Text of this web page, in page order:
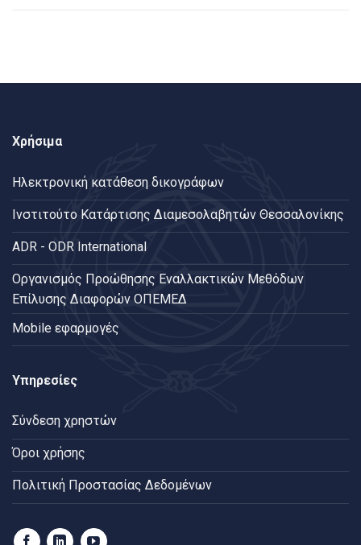
Χρήσιμα
Ηλεκτρονική κατάθεση δικογράφων
Ινστιτούτο Κατάρτισης Διαμεσολαβητών Θεσσαλονίκης
ADR - ODR International
Oργανισμός Προώθησης Εναλλακτικών Μεθόδων
Επίλυσης Διαφορών ΟΠΕΜΕΔ
Mobile εφαρμογές
Υπηρεσίες
Σύνδεση χρηστών
Όροι χρήσης
Πολιτική Προστασίας Δεδομένων